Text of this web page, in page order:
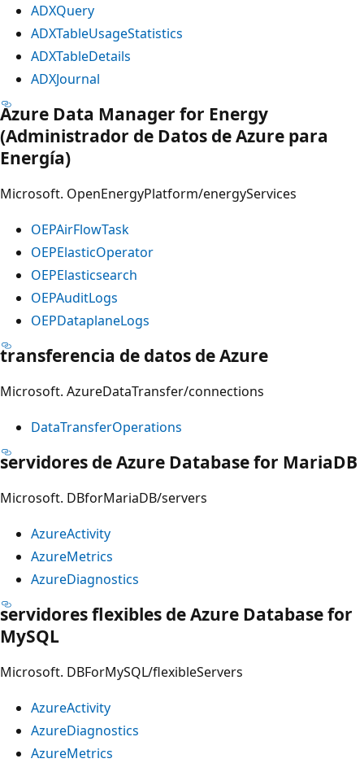
ADXQuery
ADXTableUsageStatistics
ADXTableDetails
ADXJournal
Azure Data Manager for Energy
(Administrador de Datos de Azure para
Energía)
Microsoft. OpenEnergyPlatform/energyServices
OEPAirFlowTask
OEPElasticOperator
OEPElasticsearch
OEPAuditLogs
OEPDataplaneLogs
transferencia de datos de Azure
Microsoft. AzureDataTransfer/connections
DataTransferOperations
servidores de Azure Database for MariaDB
Microsoft. DBforMariaDB/servers
AzureActivity
AzureMetrics
AzureDiagnostics
servidores flexibles de Azure Database for
MySQL
Microsoft. DBForMySQL/flexibleServers
AzureActivity
AzureDiagnostics
AzureMetrics